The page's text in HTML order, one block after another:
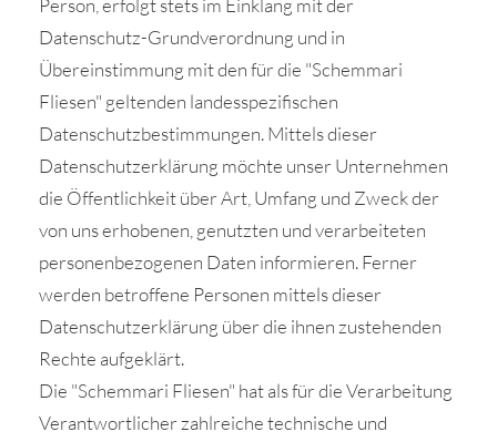
Person, erfolgt stets im Einklang mit der
Datenschutz-Grundverordnung und in
Übereinstimmung mit den für die "Schemmari
Fliesen" geltenden landesspezifischen
Datenschutzbestimmungen. Mittels dieser
Datenschutzerklärung möchte unser Unternehmen
die Öffentlichkeit über Art, Umfang und Zweck der
von uns erhobenen, genutzten und verarbeiteten
personenbezogenen Daten informieren. Ferner
werden betroffene Personen mittels dieser
Datenschutzerklärung über die ihnen zustehenden
Rechte aufgeklärt.
Die "Schemmari Fliesen" hat als für die Verarbeitung
Verantwortlicher zahlreiche technische und